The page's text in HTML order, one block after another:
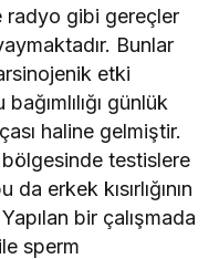
radyo gibi gereçler
Bunlar
etki
günlük
haline gelmiştir.
testislere
erkek kısırlığının
bir çalışmada
sperm